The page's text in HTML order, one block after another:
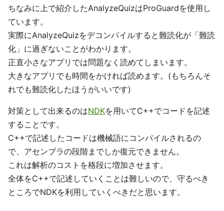
ちなみに上で紹介したAnalyzeQuizはProGuardを使用し
ています。
実際にAnalyzeQuizをデコンパイルすると難読化が「難読
化」に過ぎないことがわかります。
正直小さなアプリでは問題なく読めてしまいます。
大きなアプリでも時間をかければ読めます。(もちろんそ
れでも難読化したほうがいいです)
対策として出来るのはNDKを用いてC++でコードを記述
することです。
C++で記述したコードは機械語にコンパイルされるの
で、アセンブラの段階までしか復元できません。
これは解析のコストを格段に増加させます。
全体をC++で記述していくことは難しいので、守るべき
ところでNDKを利用していくべきだと思います。